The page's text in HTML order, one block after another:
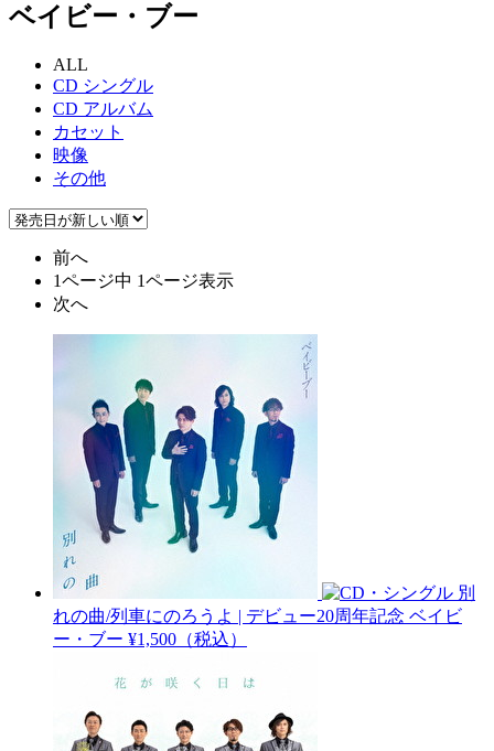
ベイビー・ブー
ALL
CD シングル
CD アルバム
カセット
映像
その他
前へ
1ページ中 1ページ表示
次へ
別
れの曲/列車にのろうよ | デビュー20周年記念 ベイビ
ー・ブー ¥1,500（税込）